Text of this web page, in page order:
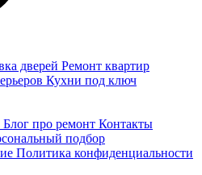
дверей Ремонт квартир
Кухни под ключ
Блог про ремонт Контакты
подбор
Политика конфиденциальности